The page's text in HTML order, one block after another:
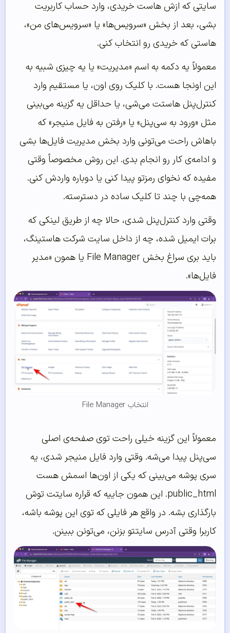
سایتی که ازش هاست خریدی، وارد حساب کاربریت
بشی، بعد از بخش «سرویس‌ها» یا «سرویس‌های من»،
هاستی که خریدی رو انتخاب کنی.
معمولاً یه دکمه به اسم «مدیریت» یا یه چیزی شبیه به
این اونجا هست. با کلیک روی اون، یا مستقیم وارد
کنترل‌پنل هاستت می‌شی، یا حداقل یه گزینه می‌بینی
مثل «ورود به سی‌پنل» یا «رفتن به فایل منیجر» که
باهاش راحت می‌تونی وارد بخش مدیریت فایل‌ها بشی
و ادامه‌ی کار رو انجام بدی. این روش مخصوصاً وقتی
مفیده که نخوای رمزتو پیدا کنی یا دوباره واردش کنی.
همه‌چی با چند تا کلیک ساده در دسترسته.
وقتی وارد کنترل‌پنل شدی، حالا چه از طریق لینکی که
برات ایمیل شده، چه از داخل سایت شرکت هاستینگ،
باید بری سراغ بخش File Manager یا همون «مدیر
فایل‌ها».
انتخاب File Manager
معمولاً این گزینه خیلی راحت توی صفحه‌ی اصلی
سی‌پنل پیدا می‌شه. وقتی وارد فایل منیجر شدی، یه
سری پوشه می‌بینی که یکی از اون‌ها اسمش هست
public_html. این همون جاییه که قراره سایتت توش
بارگذاری بشه. در واقع هر فایلی که توی این پوشه باشه،
کاربرا وقتی آدرس سایتتو بزنن، می‌تونن ببینن.